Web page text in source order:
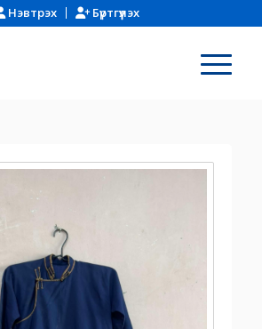
Нэвтрэх Бүртгүүлэх